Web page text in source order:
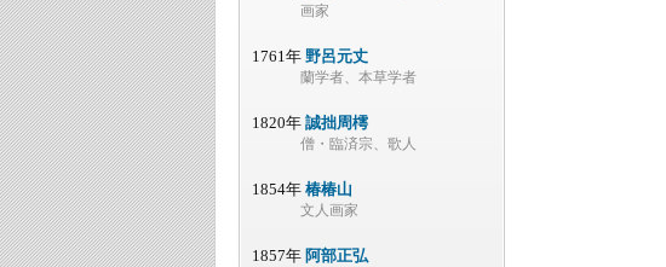
画家
1761年 野呂元丈
蘭学者、本草学者
1820年 誠拙周樗
僧・臨済宗、歌人
1854年 椿椿山
文人画家
1857年 阿部正弘